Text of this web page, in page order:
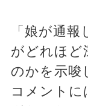
「娘が通
がどれほど
のかを示唆
コメントに